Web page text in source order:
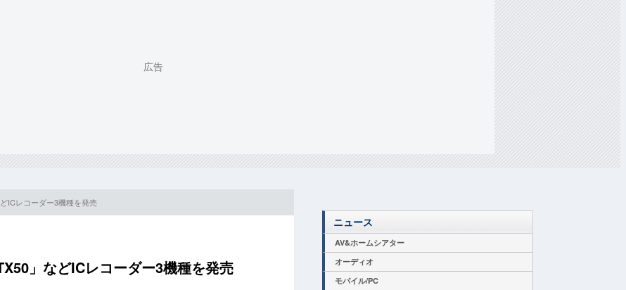
ICレコーダー3機種を発売
」などICレコーダー3機種を発売
ニュース
AV&ホームシアター
オーディオ
モバイル/PC